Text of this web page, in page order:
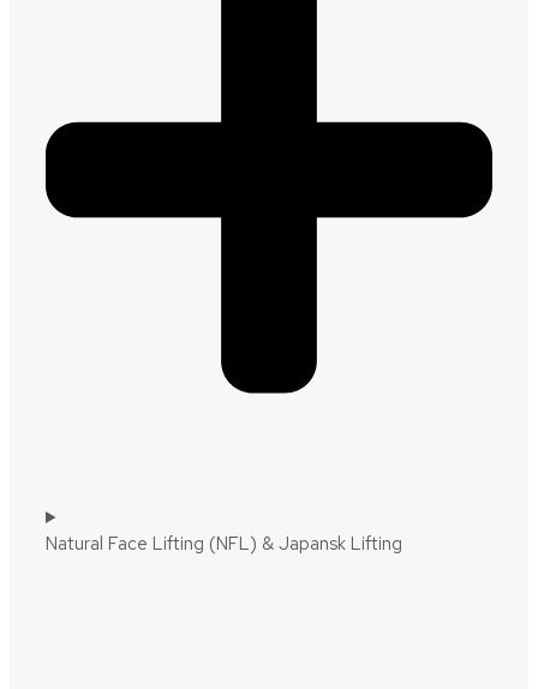
Natural Face Lifting (NFL) & Japansk Lifting